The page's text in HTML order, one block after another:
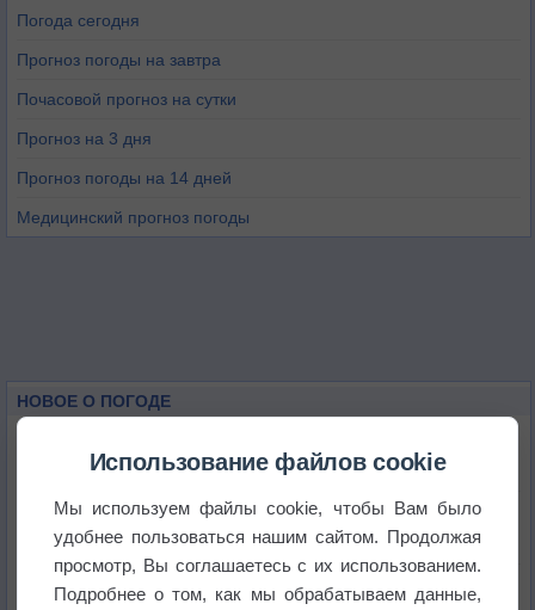
Погода сегодня
Прогноз погоды на завтра
Почасовой прогноз на сутки
Прогноз на 3 дня
Прогноз погоды на 14 дней
Медицинский прогноз погоды
НОВОЕ О ПОГОДЕ
Приложение построит маршрут через тень
Атмосфера начала замерзать
Использование файлов cookie
Мы используем файлы cookie, чтобы Вам было
удобнее пользоваться нашим сайтом. Продолжая
просмотр, Вы соглашаетесь с их использованием.
Подробнее о том, как мы обрабатываем данные,